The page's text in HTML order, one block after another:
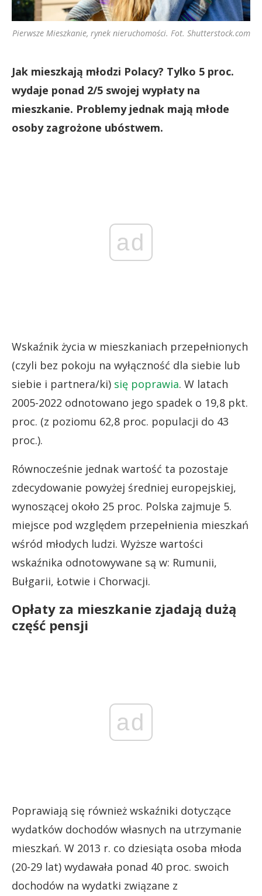
Pierwsze Mieszkanie, rynek nieruchomości. Fot. Shutterstock.com
Jak mieszkają młodzi Polacy? Tylko 5 proc.
wydaje ponad 2/5 swojej wypłaty na
mieszkanie. Problemy jednak mają młode
osoby zagrożone ubóstwem.
ad
Wskaźnik życia w mieszkaniach przepełnionych
(czyli bez pokoju na wyłączność dla siebie lub
siebie i partnera/ki) się poprawia. W latach
2005-2022 odnotowano jego spadek o 19,8 pkt.
proc. (z poziomu 62,8 proc. populacji do 43
proc.).
Równocześnie jednak wartość ta pozostaje
zdecydowanie powyżej średniej europejskiej,
wynoszącej około 25 proc. Polska zajmuje 5.
miejsce pod względem przepełnienia mieszkań
wśród młodych ludzi. Wyższe wartości
wskaźnika odnotowywane są w: Rumunii,
Bułgarii, Łotwie i Chorwacji.
Opłaty za mieszkanie zjadają dużą
część pensji
ad
Poprawiają się również wskaźniki dotyczące
wydatków dochodów własnych na utrzymanie
mieszkań. W 2013 r. co dziesiąta osoba młoda
(20-29 lat) wydawała ponad 40 proc. swoich
dochodów na wydatki związane z